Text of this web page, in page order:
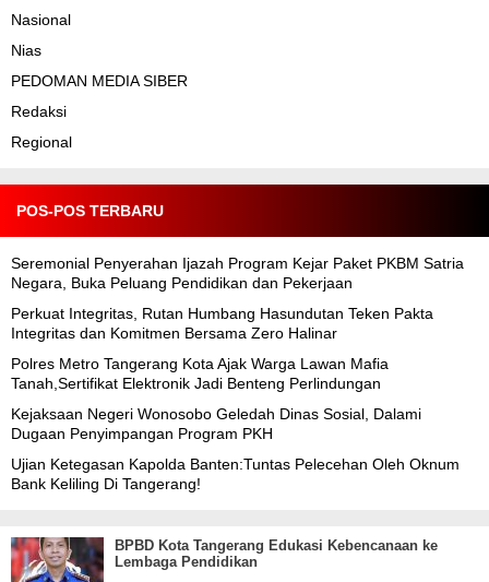
Nasional
Nias
PEDOMAN MEDIA SIBER
Redaksi
Regional
POS-POS TERBARU
Seremonial Penyerahan Ijazah Program Kejar Paket PKBM Satria
Negara, Buka Peluang Pendidikan dan Pekerjaan
Perkuat Integritas, Rutan Humbang Hasundutan Teken Pakta
Integritas dan Komitmen Bersama Zero Halinar
Polres Metro Tangerang Kota Ajak Warga Lawan Mafia
Tanah,Sertifikat Elektronik Jadi Benteng Perlindungan
Kejaksaan Negeri Wonosobo Geledah Dinas Sosial, Dalami
Dugaan Penyimpangan Program PKH
Ujian Ketegasan Kapolda Banten:Tuntas Pelecehan Oleh Oknum
Bank Keliling Di Tangerang!
BPBD Kota Tangerang Edukasi Kebencanaan ke
Lembaga Pendidikan